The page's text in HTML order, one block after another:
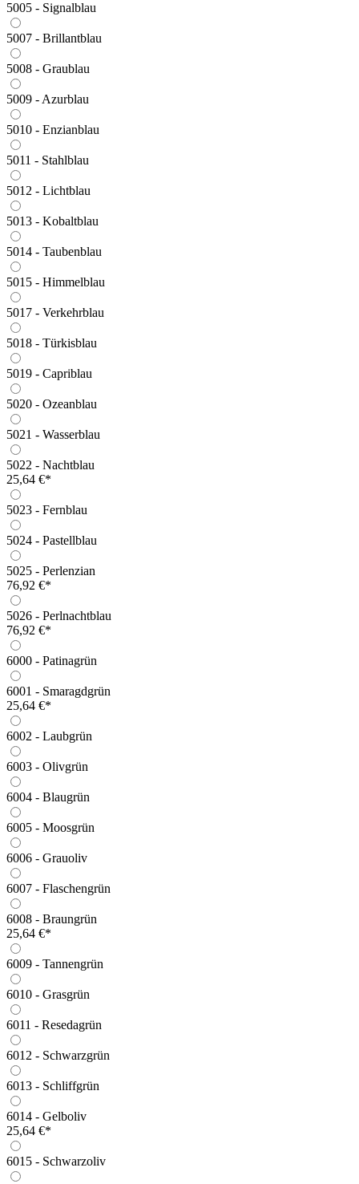
5005 - Signalblau
5007 - Brillantblau
5008 - Graublau
5009 - Azurblau
5010 - Enzianblau
5011 - Stahlblau
5012 - Lichtblau
5013 - Kobaltblau
5014 - Taubenblau
5015 - Himmelblau
5017 - Verkehrblau
5018 - Türkisblau
5019 - Capriblau
5020 - Ozeanblau
5021 - Wasserblau
5022 - Nachtblau
25,64 €*
5023 - Fernblau
5024 - Pastellblau
5025 - Perlenzian
76,92 €*
5026 - Perlnachtblau
76,92 €*
6000 - Patinagrün
6001 - Smaragdgrün
25,64 €*
6002 - Laubgrün
6003 - Olivgrün
6004 - Blaugrün
6005 - Moosgrün
6006 - Grauoliv
6007 - Flaschengrün
6008 - Braungrün
25,64 €*
6009 - Tannengrün
6010 - Grasgrün
6011 - Resedagrün
6012 - Schwarzgrün
6013 - Schliffgrün
6014 - Gelboliv
25,64 €*
6015 - Schwarzoliv